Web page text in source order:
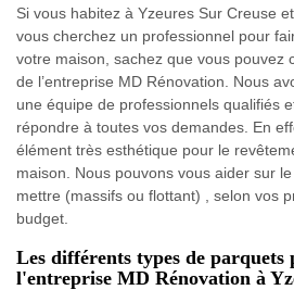
Si vous habitez à Yzeures Sur Creuse
vous cherchez un professionnel pour
votre maison, sachez que vous pouvez
de l’entreprise MD Rénovation. Nous
une équipe de professionnels qualifiés
répondre à toutes vos demandes. En
élément très esthétique pour le
maison. Nous pouvons vous aider sur
mettre (massifs ou flottant) , selon vos
budget.
Les différents types de parquets
l'entreprise MD Rénovation à